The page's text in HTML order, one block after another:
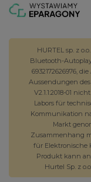
HURTEL sp. z
Bluetooth-
6932172626976,
Aussendungen des
V2.1.1:2018-01
Labors für
Kommunikation
Markt
Zusammenhang
für Elektronische
Produkt kann
Hurtel Sp. z